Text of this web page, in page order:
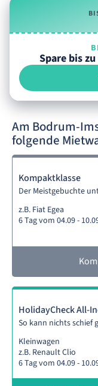
Spare bis
Am Bodrum-
folgende
Kompaktklasse
Der Meistgebuchte
z.B. Fiat Egea
6 Tag vom 04.09 -
HolidayCheck All-
So kann nichts schief
Kleinwagen
z.B. Renault Clio
6 Tag vom 04.09 -